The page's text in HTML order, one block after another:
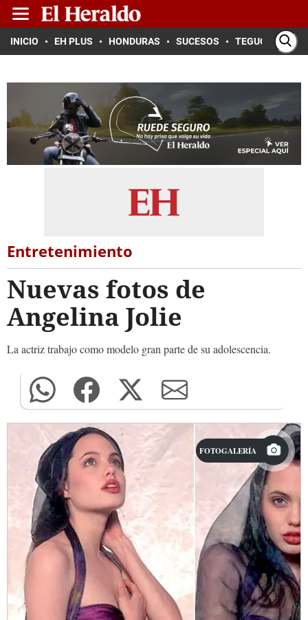
INICIO EH PLUS HONDURAS SUCESOS TEGUCIGALPA
Entretenimiento
Nuevas fotos de
Angelina Jolie
La actriz trabajo como modelo gran parte de su adolescencia.
FOTOGALERÍA